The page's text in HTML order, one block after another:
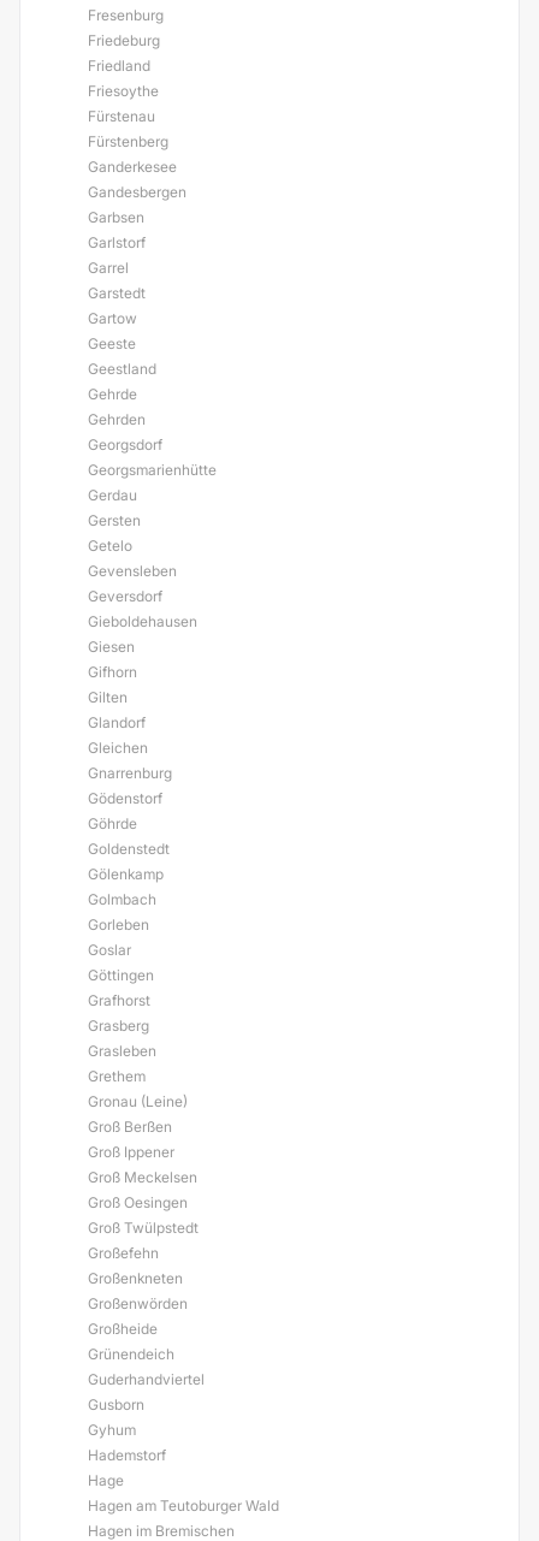
Fresenburg
Friedeburg
Friedland
Friesoythe
Fürstenau
Fürstenberg
Ganderkesee
Gandesbergen
Garbsen
Garlstorf
Garrel
Garstedt
Gartow
Geeste
Geestland
Gehrde
Gehrden
Georgsdorf
Georgsmarienhütte
Gerdau
Gersten
Getelo
Gevensleben
Geversdorf
Gieboldehausen
Giesen
Gifhorn
Gilten
Glandorf
Gleichen
Gnarrenburg
Gödenstorf
Göhrde
Goldenstedt
Gölenkamp
Golmbach
Gorleben
Goslar
Göttingen
Grafhorst
Grasberg
Grasleben
Grethem
Gronau (Leine)
Groß Berßen
Groß Ippener
Groß Meckelsen
Groß Oesingen
Groß Twülpstedt
Großefehn
Großenkneten
Großenwörden
Großheide
Grünendeich
Guderhandviertel
Gusborn
Gyhum
Hademstorf
Hage
Hagen am Teutoburger Wald
Hagen im Bremischen